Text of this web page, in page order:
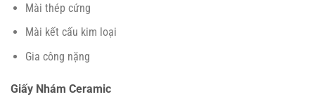
Mài thép cứng
Mài kết cấu kim loại
Gia công nặng
Giấy Nhám Ceramic